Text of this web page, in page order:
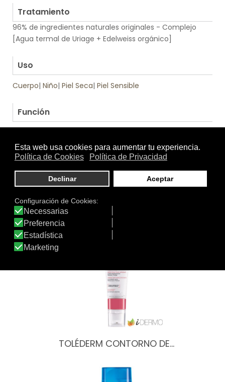
Tratamiento
96% de ingredientes naturales originales - Complejo
[Agua termal de Uriage + Edelweiss orgánico]
Uso
Cuerpo| Niño| Piel Seca| Piel Sensible
Función
Textura
Tratamiento
de:
Otros productos de Uriage
TOLÉDERM CONTORNO DE…